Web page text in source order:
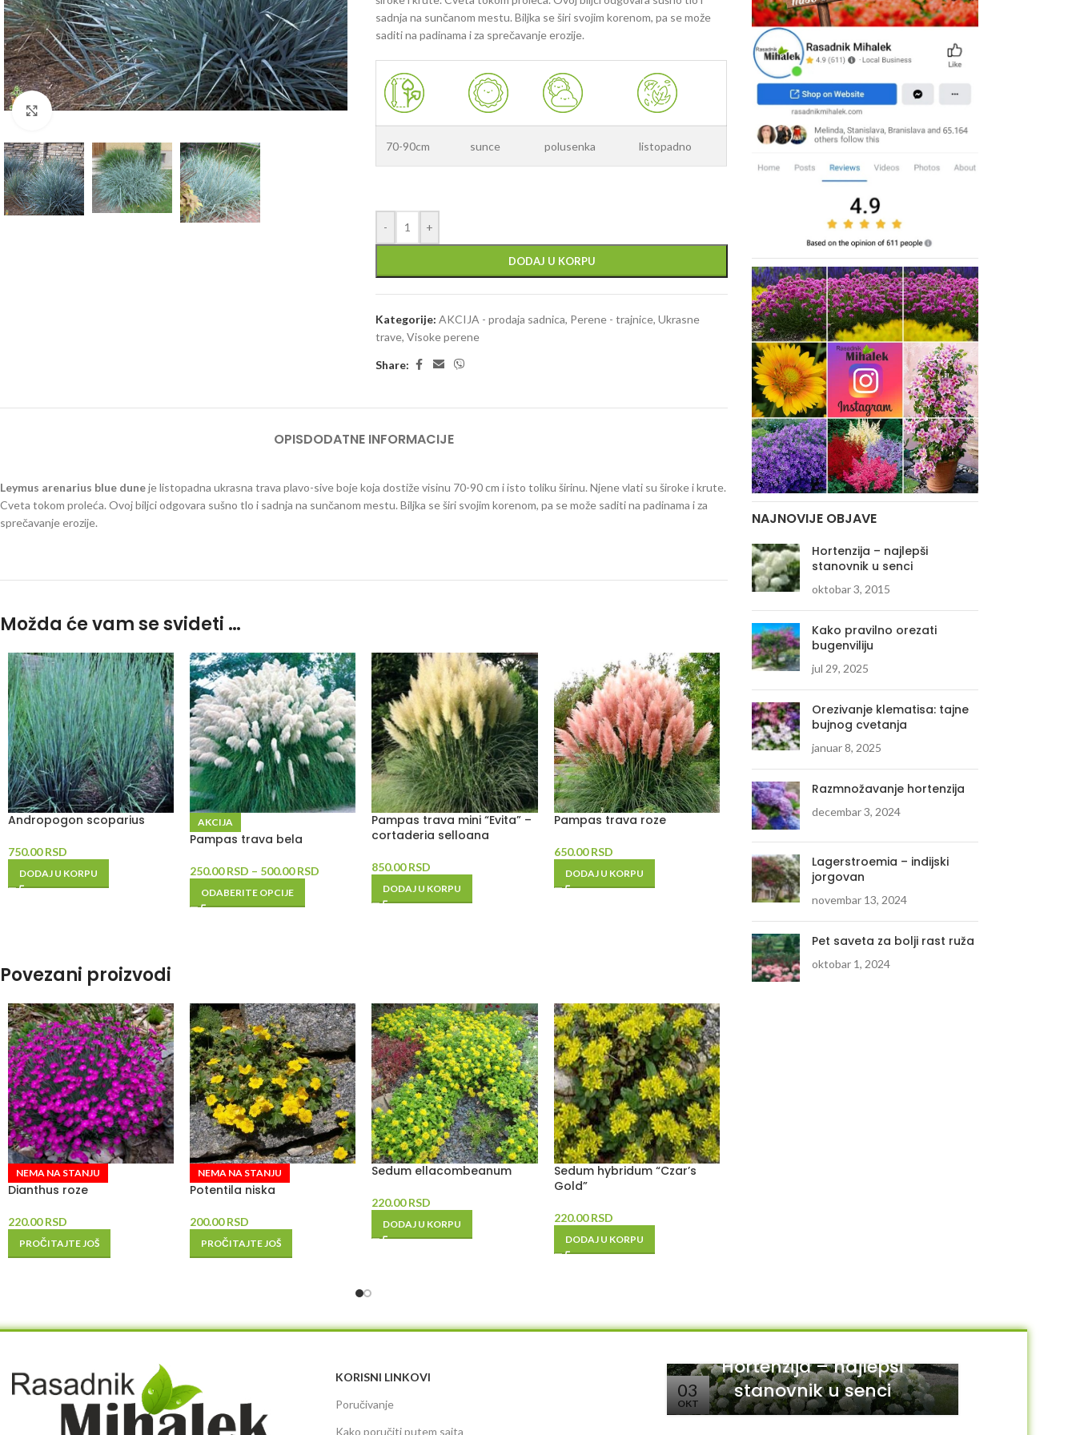
Klknite da uvećate
sadnja na sunčanom mestu. Biljka se širi svojim korenom, pa se može
saditi na padinama i za sprečavanje erozije.
70-90cm sunce polusenka listopadno
- +
DODAJ U KORPU
Kategorije: AKCIJA - prodaja sadnica, Perene - trajnice, Ukrasne
trave, Visoke perene
Share:
OPISDODATNE INFORMACIJE
Leymus arenarius blue duneje listopadna ukrasna trava plavo-sive boje koja dostiže visinu 70-90 cm i isto toliku širinu. Njene vlati su široke i krute.
Cveta tokom proleća. Ovoj biljci odgovara sušno tlo i sadnja na sunčanom mestu. Biljka se širi svojim korenom, pa se može saditi na padinama i za
sprečavanje erozije.
Možda će vam se svideti …
Andropogon scoparius
750.00RSD
DODAJ U KORPU
AKCIJA
Pampas trava bela
250.00RSD – 500.00RSD
ODABERITE OPCIJE
Pampas trava mini “Evita” –
cortaderia selloana
850.00RSD
DODAJ U KORPU
Pampas trava roze
650.00RSD
DODAJ U KORPU
Povezani proizvodi
NEMA NA STANJU
Dianthus roze
220.00RSD
PROČITAJTE JOŠ
NEMA NA STANJU
Potentila niska
200.00RSD
PROČITAJTE JOŠ
Sedum ellacombeanum
220.00RSD
DODAJ U KORPU
Sedum hybridum “Czar’s
Gold”
220.00RSD
DODAJ U KORPU
NAJNOVIJE OBJAVE
Hortenzija – najlepši
stanovnik u senci
oktobar 3, 2015
Kako pravilno orezati
bugenviliju
jul 29, 2025
Orezivanje klematisa: tajne
bujnog cvetanja
januar 8, 2025
Razmnožavanje hortenzija
decembar 3, 2024
Lagerstroemia – indijski
jorgovan
novembar 13, 2024
Pet saveta za bolji rast ruža
oktobar 1, 2024
KORISNI LINKOVI
Poručivanje
Kako poručiti putem sajta
03
OKT
Hortenzija – najlepši
stanovnik u senci